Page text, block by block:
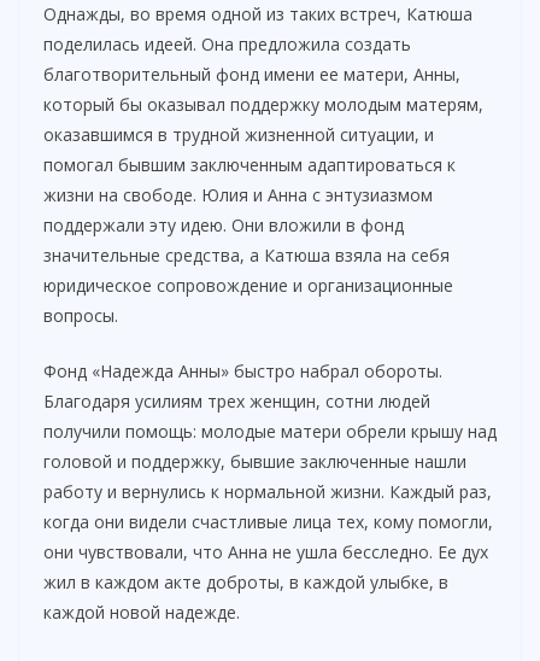
Однажды, во время одной из таких встреч, Катюша
поделилась идеей. Она предложила создать
благотворительный фонд имени ее матери, Анны,
который бы оказывал поддержку молодым матерям,
оказавшимся в трудной жизненной ситуации, и
помогал бывшим заключенным адаптироваться к
жизни на свободе. Юлия и Анна с энтузиазмом
поддержали эту идею. Они вложили в фонд
значительные средства, а Катюша взяла на себя
юридическое сопровождение и организационные
вопросы.
Фонд «Надежда Анны» быстро набрал обороты.
Благодаря усилиям трех женщин, сотни людей
получили помощь: молодые матери обрели крышу над
головой и поддержку, бывшие заключенные нашли
работу и вернулись к нормальной жизни. Каждый раз,
когда они видели счастливые лица тех, кому помогли,
они чувствовали, что Анна не ушла бесследно. Ее дух
жил в каждом акте доброты, в каждой улыбке, в
каждой новой надежде.